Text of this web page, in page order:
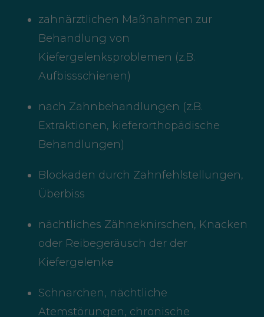
zahnärztlichen Maßnahmen zur
Behandlung von
Kiefergelenksproblemen (z.B.
Aufbissschienen)
nach Zahnbehandlungen (z.B.
Extraktionen, kieferorthopädische
Behandlungen)
Blockaden durch Zahnfehlstellungen,
Überbiss
nächtliches Zähneknirschen, Knacken
oder Reibegeräusch der der
Kiefergelenke
Schnarchen, nächtliche
Atemstörungen, chronische